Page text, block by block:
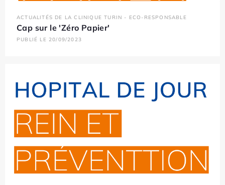
ACTUALITÉS DE LA CLINIQUE TURIN - ECO-RESPONSABLE
Cap sur le 'Zéro Papier'
PUBLIÉ LE 20/09/2023